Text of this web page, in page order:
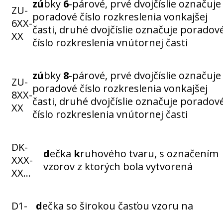
ZU-
6XX-
XX
zúbky 6-párové, prvé dvojčíslie označuje
poradové číslo rozkreslenia vonkajšej
časti, druhé dvojčíslie označuje
číslo rozkreslenia vnútornej časti
ZU-
8XX-
XX
zúbky 8-párové, prvé dvojčíslie označuje
poradové číslo rozkreslenia vonkajšej
časti, druhé dvojčíslie označuje
číslo rozkreslenia vnútornej časti
DK-
XXX-
XX…
dečka kruhového tvaru, s označením
vzorov z ktorých bola vytvorená
D1-
dečka so širokou časťou vzoru na